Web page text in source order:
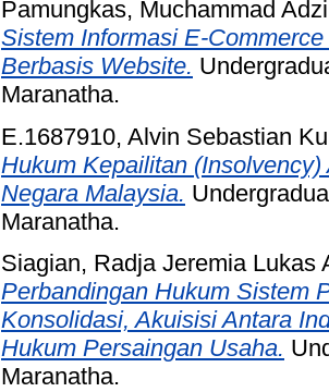
Pamungkas, Muchammad
Sistem Informasi E-
Berbasis Website.
Maranatha.
E.1687910, Alvin Sebastian
Hukum Kepailitan
Negara Malaysia.
Maranatha.
Siagian, Radja Jeremia Lukas
Perbandingan Hukum Sistem
Konsolidasi, Akuisisi Antara
Hukum Persaingan Usaha.
Maranatha.